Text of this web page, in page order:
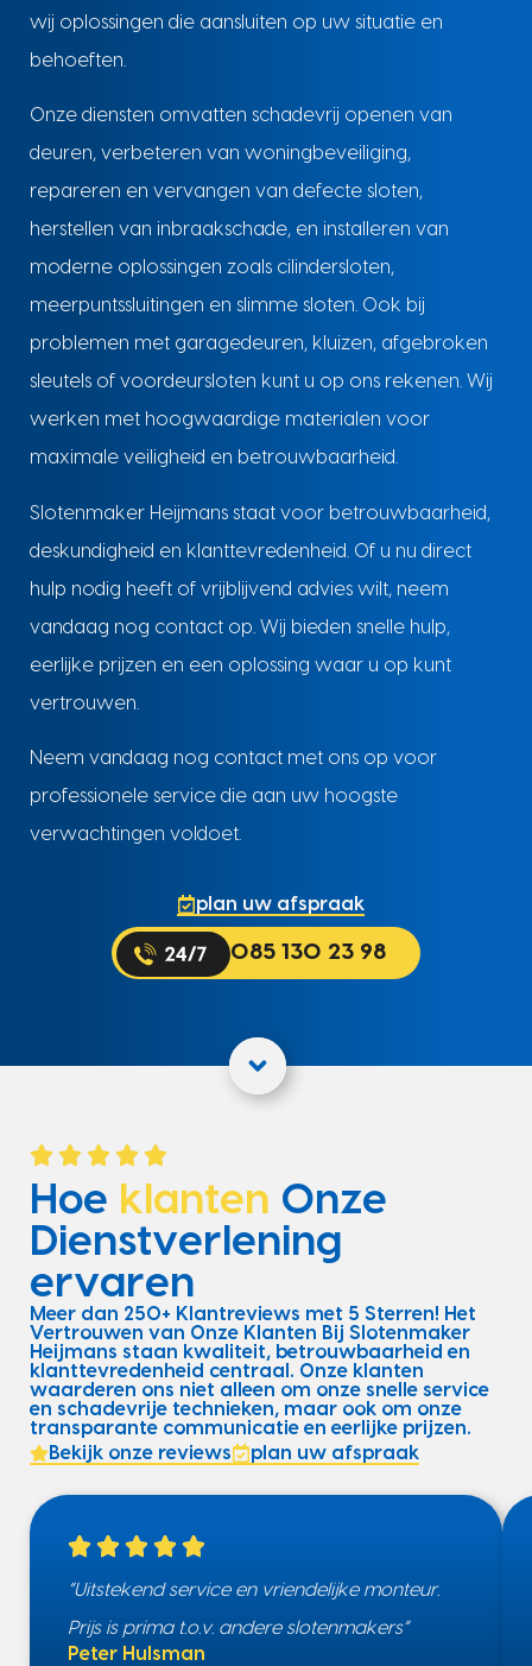
wij oplossingen die aansluiten op uw situatie en
behoeften.
Onze diensten omvatten schadevrij openen van
deuren, verbeteren van woningbeveiliging,
repareren en vervangen van defecte sloten,
herstellen van inbraakschade, en installeren van
moderne oplossingen zoals cilindersloten,
meerpuntssluitingen en slimme sloten. Ook bij
problemen met garagedeuren, kluizen, afgebroken
sleutels of voordeursloten kunt u op ons rekenen. Wij
werken met hoogwaardige materialen voor
maximale veiligheid en betrouwbaarheid.
Slotenmaker Heijmans staat voor betrouwbaarheid,
deskundigheid en klanttevredenheid. Of u nu direct
hulp nodig heeft of vrijblijvend advies wilt, neem
vandaag nog contact op. Wij bieden snelle hulp,
eerlijke prijzen en een oplossing waar u op kunt
vertrouwen.
Neem vandaag nog contact met ons op voor
professionele service die aan uw hoogste
verwachtingen voldoet.
plan uw afspraak
085 130 23 98
Hoe klanten Onze
Dienstverlening
ervaren
Meer dan 250+ Klantreviews met 5 Sterren! Het
Vertrouwen van Onze Klanten Bij Slotenmaker
Heijmans staan kwaliteit, betrouwbaarheid en
klanttevredenheid centraal. Onze klanten
waarderen ons niet alleen om onze snelle service
en schadevrije technieken, maar ook om onze
transparante communicatie en eerlijke prijzen.
Bekijk onze reviews
plan uw afspraak
“Uitstekend service en vriendelijke monteur.
Prijs is prima t.o.v. andere slotenmakers”
Peter Hulsman